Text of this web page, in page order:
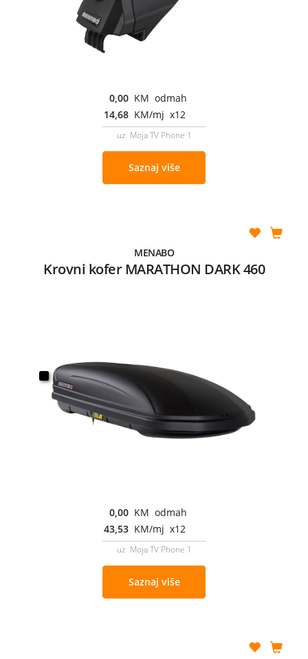
0,00 KM odmah
14,68 KM/mj x12
uz Moja TV Phone 1
Saznaj više
MENABO
Krovni kofer MARATHON DARK 460
0,00 KM odmah
43,53 KM/mj x12
uz Moja TV Phone 1
Saznaj više